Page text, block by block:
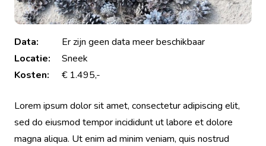
Data:
Er zijn geen data meer beschikbaar
Locatie:
Sneek
Kosten:
€ 1.495,-
Lorem ipsum dolor sit amet, consectetur adipiscing elit,
sed do eiusmod tempor incididunt ut labore et dolore
magna aliqua. Ut enim ad minim veniam, quis nostrud